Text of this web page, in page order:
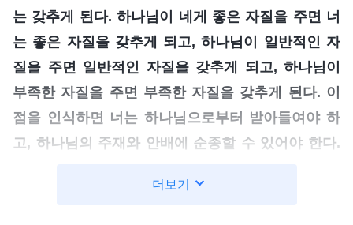
는 갖추게 된다. 하나님이 네게 좋은 자질을 주면 너
는 좋은 자질을 갖추게 되고, 하나님이 일반적인 자
질을 주면 일반적인 자질을 갖추게 되고, 하나님이
부족한 자질을 주면 부족한 자질을 갖추게 된다. 이
점을 인식하면 너는 하나님으로부터 받아들여야 하
고, 하나님의 주재와 안배에 순종할 수 있어야 한다.
이런 안배에 하나님의 아름다운 뜻이 있고, 하나님의
더보기